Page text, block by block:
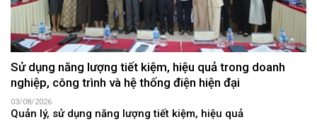
Sử dụng năng lượng tiết kiệm, hiệu quả trong doanh
nghiệp, công trình và hệ thống điện hiện đại
03/08/2026
Quản lý, sử dụng năng lượng tiết kiệm, hiệu quả